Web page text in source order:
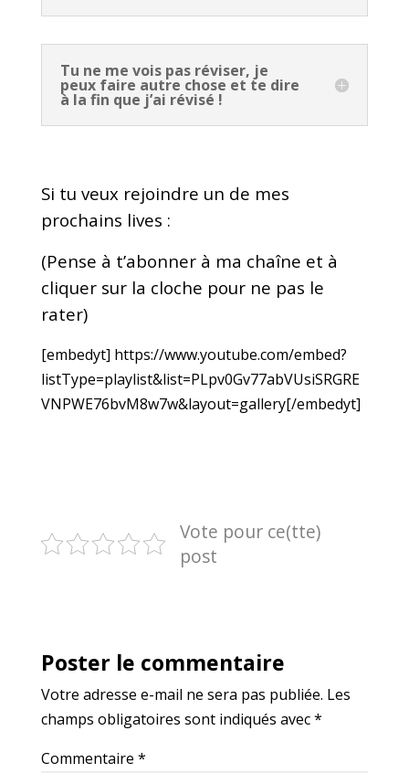
Tu ne me vois pas réviser, je
peux faire autre chose et te dire
à la fin que j’ai révisé !
Si tu veux rejoindre un de mes
prochains lives :
(Pense à t’abonner à ma chaîne et à
cliquer sur la cloche pour ne pas le
rater)
[embedyt] https://www.youtube.com/embed?
listType=playlist&list=PLpv0Gv77abVUsiSRGRE
VNPWE76bvM8w7w&layout=gallery[/embedyt]
Vote pour ce(tte)
post
Poster le commentaire
Votre adresse e-mail ne sera pas publiée. Les
champs obligatoires sont indiqués avec*
Commentaire *